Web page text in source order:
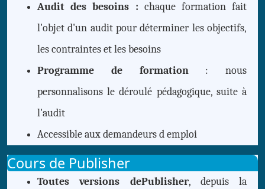
Audit des besoins : chaque formation fait
l'objet d'un audit pour déterminer les objectifs,
les contraintes et les besoins
Programme de formation: nous
personnalisons le déroulé pédagogique, suite à
l'audit
Accessible aux demandeurs d emploi
Cours de Publisher
Toutes versions dePublisher, depuis la